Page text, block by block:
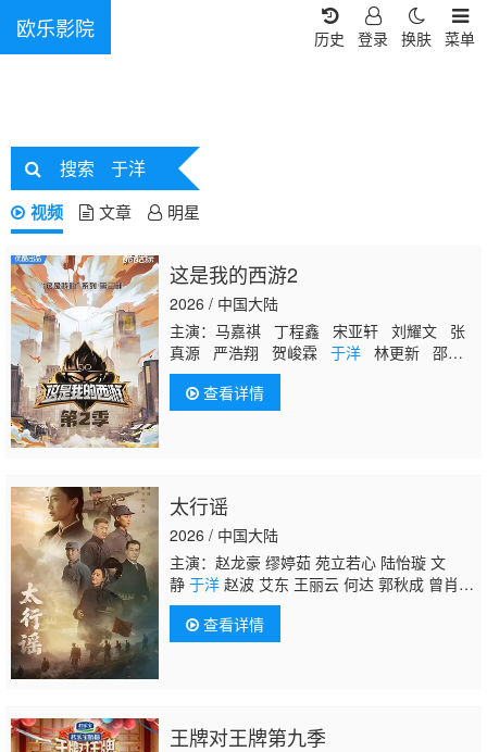
欧乐影院 菜单
换肤
登录
历史
搜索 于洋
视频 文章 明星
这是我的西游2
2026 / 中国大陆
主演：马嘉祺 丁程鑫 宋亚轩 刘耀文 张
真源 严浩翔 贺峻霖 于洋林更新 邵兵
苏醒
查看详情
太行谣
2026 / 中国大陆
主演：赵龙豪 缪婷茹 苑立若心 陆怡璇 文
静 于洋赵波 艾东 王丽云 何达 郭秋成 曾肖
龙 张永健 魏大鸣 张哲人
查看详情
王牌对王牌第九季